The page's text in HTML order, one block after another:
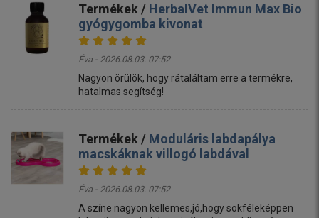
Termékek / HerbalVet Immun Max Bio
gyógygomba kivonat
Éva - 2026.08.03. 07:52
Nagyon örülök, hogy rátaláltam erre a termékre,
hatalmas segítség!
Termékek / Moduláris labdapálya
macskáknak villogó labdával
Éva - 2026.08.03. 07:52
A színe nagyon kellemes,jó,hogy sokféleképpen